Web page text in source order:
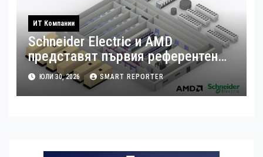
ИТ Компании
Schneider Electric и AMD
представят първия референтен
дизайн на платформата Helios за
ускорено изграждане на фабрики
за ИИ
ЮЛИ 30, 2026 SMART REPORTER